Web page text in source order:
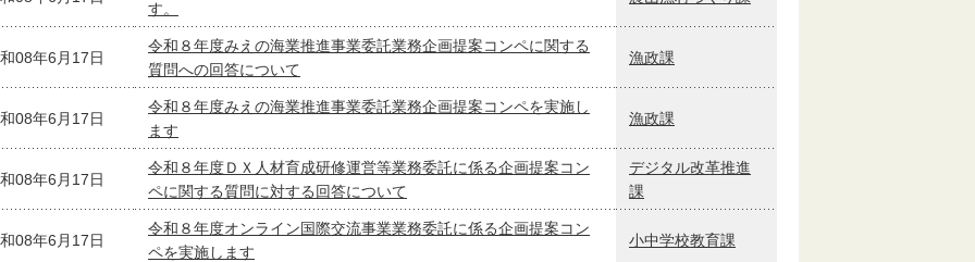
す。
08年6月17日
令和８年度みえの海業推進事業委託業務企画提案コンペに関する
質問への回答について
漁政課
08年6月17日
令和８年度みえの海業推進事業委託業務企画提案コンペを実施し
ます
漁政課
08年6月17日
令和８年度ＤＸ人材育成研修運営等業務委託に係る企画提案コン
ペに関する質問に対する回答について
デジタル改革推進
課
08年6月17日
令和８年度オンライン国際交流事業業務委託に係る企画提案コン
ペを実施します
小中学校教育課